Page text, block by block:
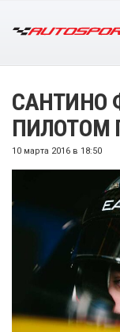
САНТИНО
ПИЛОТОМ
10 марта 2016 в 18:50